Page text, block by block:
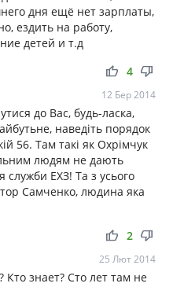
дня ещё нет зарплаты,
ездить на работу,
детей и т.д
thumb_up thumb_down
4
12 Бер 2014
до Вас, будь-ласка,
наведiть порядок
56. Там такi як Охрiмчук
людям не дають
служби ЕХЗ! Та з усього
Самченко, людина яка
thumb_up thumb_down
2
25 Лют 2014
знает? Сто лет там не